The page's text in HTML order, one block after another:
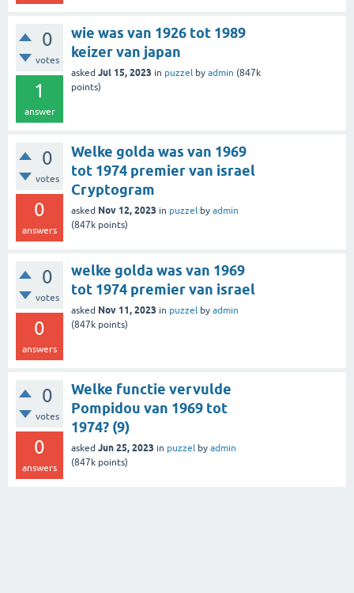
0
votes
1
answer
wie was van 1926 tot 1989
keizer van japan
asked Jul 15, 2023 in puzzel by admin (847k
points)
0
votes
0
answers
Welke golda was van 1969
tot 1974 premier van israel
Cryptogram
asked Nov 12, 2023 in puzzel by admin
(847k points)
0
votes
0
answers
welke golda was van 1969
tot 1974 premier van israel
asked Nov 11, 2023 in puzzel by admin
(847k points)
0
votes
0
answers
Welke functie vervulde
Pompidou van 1969 tot
1974? (9)
asked Jun 25, 2023 in puzzel by admin
(847k points)